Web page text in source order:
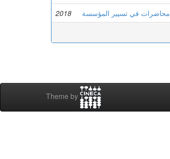
2018
محاضرات في تسيير المؤسسة
Theme by